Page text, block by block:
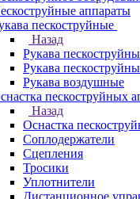
аппараты
пескоструйные
Назад
Рукава
Рукава
Рукава воздушные
пескоструйных
Назад
Оснастка
Соплодержатели
Сцепления
Тросики
Уплотнители
Дистанционное